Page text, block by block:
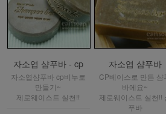
자소엽 샴푸바 - cp
자소엽샴푸바 cp비누로
만들기~
제로웨이스트 실천!!
자소엽 샴푸바
CP베이스로 만든 샴
바에요~
제로웨이스트 실천!!
푸바